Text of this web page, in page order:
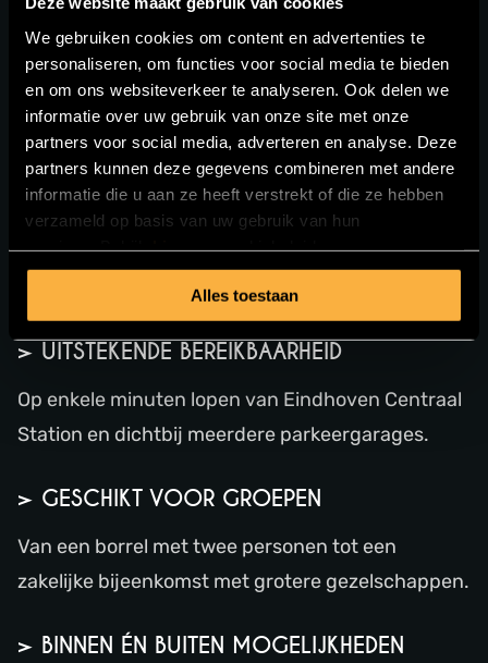
We gebruiken cookies om content en advertenties te
personaliseren, om functies voor social media te bieden
en om ons websiteverkeer te analyseren. Ook delen we
informatie over uw gebruik van onze site met onze
partners voor social media, adverteren en analyse. Deze
partners kunnen deze gegevens combineren met andere
informatie die u aan ze heeft verstrekt of die ze hebben
verzameld op basis van uw gebruik van hun
informatie.
Alles toestaan
> MIDDEN OP DE MARKT
Je zit letterlijk in het bruisende hart van
Eindhoven.
> RESTAURANT, WIJNBAR EN COCKTAILBAR
IN ÉÉN
Bij Gastrobar Luzt loopt een borrel moeiteloos
over in een lunch of diner.
> UITSTEKENDE BEREIKBAARHEID
Op enkele minuten lopen van Eindhoven Centraal
Station en dichtbij meerdere parkeergarages.
> GESCHIKT VOOR GROEPEN
Van een borrel met twee personen tot een
zakelijke bijeenkomst met grotere gezelschappen.
> BINNEN ÉN BUITEN MOGELIJKHEDEN